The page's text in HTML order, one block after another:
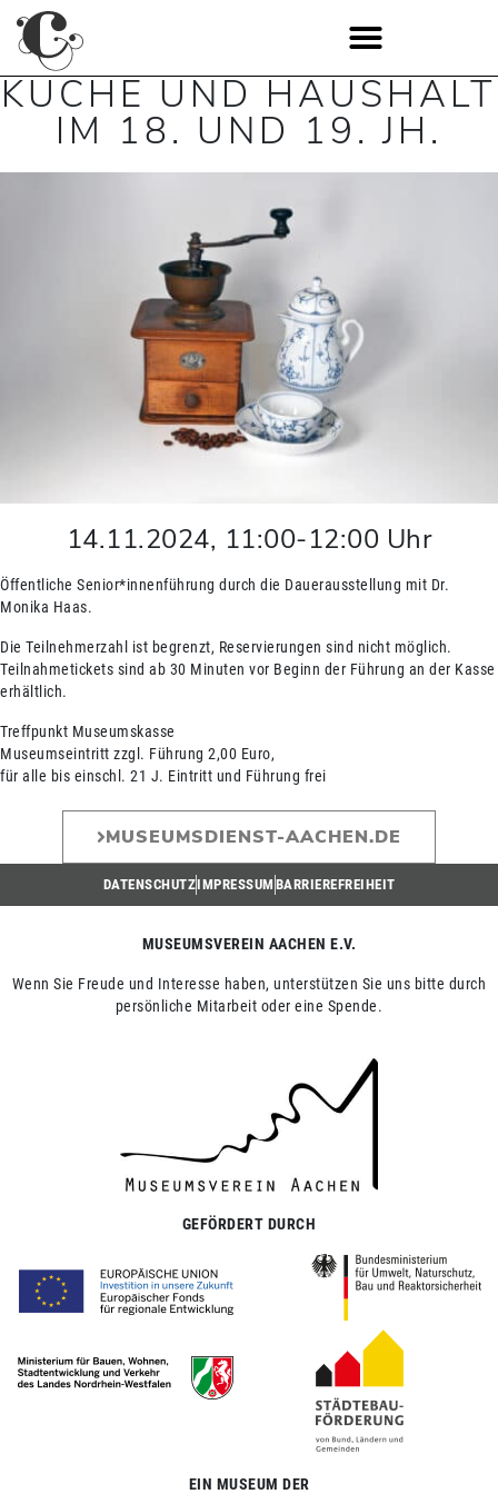
KÜCHE UND HAUSHALT
IM 18. UND 19. JH.
14.11.2024, 11:00-12:00 Uhr
Öffentliche Senior*innenführung durch die Dauerausstellung mit Dr.
Monika Haas.
Die Teilnehmerzahl ist begrenzt, Reservierungen sind nicht möglich.
Teilnahmetickets sind ab 30 Minuten vor Beginn der Führung an der Kasse
erhältlich.
Treffpunkt Museumskasse
Museumseintritt zzgl. Führung 2,00 Euro,
für alle bis einschl. 21 J. Eintritt und Führung frei
MUSEUMSDIENST-AACHEN.DE
DATENSCHUTZIMPRESSUM BARRIEREFREIHEIT
MUSEUMSVEREIN AACHEN E.V.
Wenn Sie Freude und Interesse haben, unterstützen Sie uns bitte durch
persönliche Mitarbeit oder eine Spende.
GEFÖRDERT DURCH
EIN MUSEUM DER